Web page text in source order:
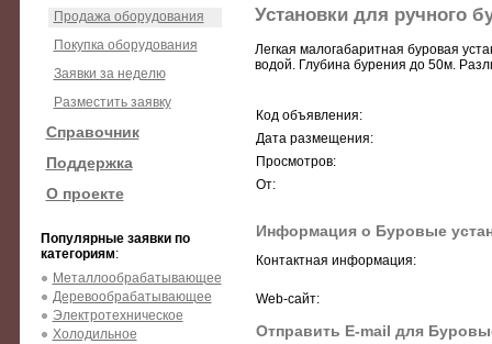
Продажа оборудования
Покупка оборудования
Заявки за неделю
Разместить заявку
Справочник
Поддержка
О проекте
Популярные заявки по
категориям:
Металлообрабатывающее
Деревообрабатывающее
Электротехническое
Холодильное
Установки для ручного
Легкая малогабаритная буровая
водой. Глубина бурения до 50м.
Код объявления:
Дата размещения:
Просмотров:
От:
Информация о Буровые
Контактная информация:
Web-сайт:
Отправить E-mail для